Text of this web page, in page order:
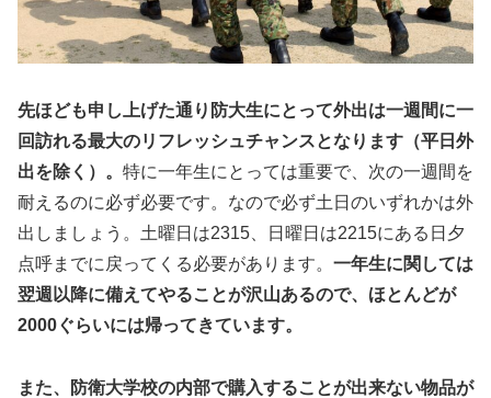
先ほども申し上げた通り防大生にとって外出は一週間に一
回訪れる最大のリフレッシュチャンスとなります（平日外
出を除く）。 特に一年生にとっては重要で、次の一週間を
耐えるのに必ず必要です。なので必ず土日のいずれかは外
出しましょう。土曜日は2315、日曜日は2215にある日夕
点呼までに戻ってくる必要があります。 一年生に関しては
翌週以降に備えてやることが沢山あるので、ほとんどが
2000ぐらいには帰ってきています。
また、防衛大学校の内部で購入することが出来ない物品が